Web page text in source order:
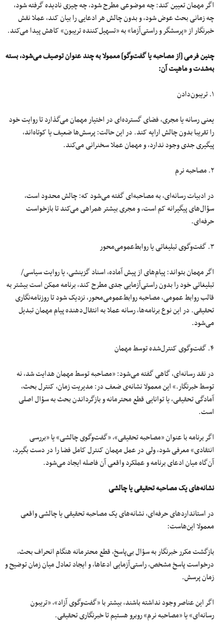
اگر مهمان تعیین کند: چه موضوعی مطرح شود، چه چیزی نادیده گرفته شود،
چه زمانی بحث عوض شود، و بدون چالش هر ادعایی را بیان کند، عملا نقش
خبرنگار از «پرسشگر و راستی‌آزما» به «تسهیل‌کننده تریبون» کاهش پیدا می‌کند.
چنین فرمی [از مصاحبه یا گفت‌وگو] معمولا به چند عنوان توصیف می‌شود، بسته
به‌شدت و ماهیت آن:
۱. تریبون‌دادن
یعنی رسانه یا مجری، فضای گسترده‌ای در اختیار مهمان می‌گذارد تا روایت خود
را تقریبا بدون چالش ارایه کند. در این حالت: پرسش‌ها ضعیف یا کوتاه‌اند،
پیگیری جدی وجود ندارد، و مهمان عملا سخنرانی می‌کند.
۲. مصاحبه نرم
در ادبیات رسانه‌ای، به مصاحبه‌ای گفته می‌شود که: چالش محدود است،
سؤال‌های پیگیرانه کم است، و مجری بیشتر همراهی می‌کند تا بازخواست
حرفه‌ای.
۳. گفت‌وگوی تبلیغاتی یا روابط‌عمومی‌محور
اگر مهمان بتواند: پیام‌های از پیش آماده، اسناد گزینشی، یا روایت سیاسی/
تبلیغاتی خود را بدون راستی‌آزمایی جدی مطرح کند، برنامه ممکن است بیشتر به
قالب روابط عمومی، مصاحبه روابط‌عمومی‌محور، نزدیک شود تا روزنامه‌نگاری
تحقیقی. در این نوع برنامه‌ها، رسانه عملا به انتقال‌دهنده پیام مهمان تبدیل
می‌شود.
۴. گفت‌وگوی کنترل‌شده توسط مهمان
در نقد رسانه‌ای، گاهی گفته می‌شود: «مصاحبه توسط مهمان هدایت شد، نه
توسط خبرنگار.» این معمولا نشانه‌ی ضعف در: مدیریت زمان، کنترل بحث،
آمادگی تحقیقی، یا توانایی قطع محترمانه و بازگرداندن بحث به سؤال اصلی
است.
اگر برنامه با عنوان «مصاحبه تحقیقی»، «گفت‌وگوی چالشی» یا «بررسی
انتقادی» معرفی شود، ولی در عمل مهمان کنترل کامل فضا را در دست بگیرد،
آن‌گاه میان ادعای برنامه و عملکرد واقعی آن فاصله ایجاد می‌شود.
نشانه‌های یک مصاحبه تحقیقی یا چالشی
در استانداردهای حرفه‌ای، نشانه‌های یک مصاحبه تحقیقی یا چالشی واقعی
معمولا این‌هاست:
بازگشت مکرر خبرنگار به سؤال بی‌پاسخ، قطع محترمانه هنگام انحراف بحث،
درخواست پاسخ مشخص، راستی‌آزمایی ادعاها، و ایجاد تعادل میان زمان توضیح و
زمان پرسش.
اگر این عناصر وجود نداشته باشند، بیشتر با «گفت‌وگوی آزاد»، «تریبون
رسانه‌ای» یا «مصاحبه نرم» روبرو هستیم تا خبرنگاری تحقیقی.